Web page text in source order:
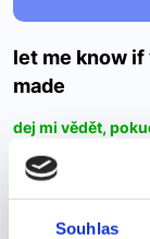
Souhlas
let me know
made
dej mi vědět,
Let me know –
někoho
me know" jako